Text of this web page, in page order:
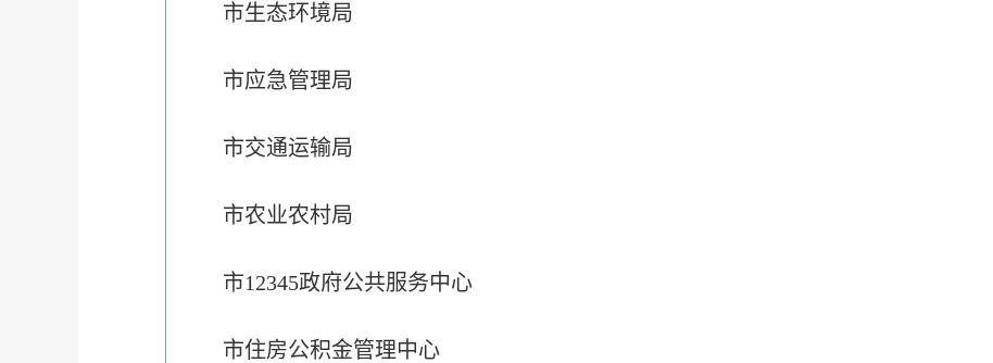
市生态环境局
市应急管理局
市交通运输局
市农业农村局
市12345政府公共服务中心
市住房公积金管理中心